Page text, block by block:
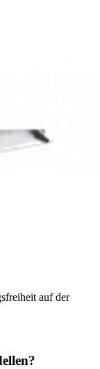
auf der